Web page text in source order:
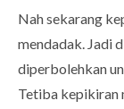
Nah sekarang
mendadak. Jadi
diperbolehkan
Tetiba kepikiran